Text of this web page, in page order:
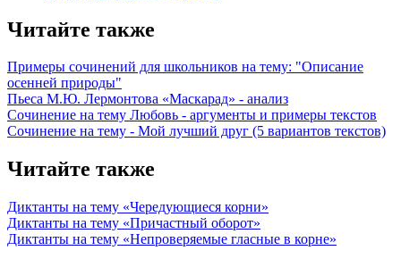
Читайте также
Примеры сочинений для школьников на тему: "Описание
осенней природы"
Пьеса М.Ю. Лермонтова «Маскарад» - анализ
Сочинение на тему Любовь - аргументы и примеры текстов
Сочинение на тему - Мой лучший друг (5 вариантов текстов)
Читайте также
Диктанты на тему «Чередующиеся корни»
Диктанты на тему «Причастный оборот»
Диктанты на тему «Непроверяемые гласные в корне»